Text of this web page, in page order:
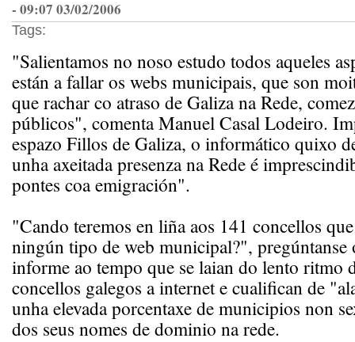
- 09:07 03/02/2006
Tags:
"Salientamos no noso estudo todos aqueles
están a fallar os webs municipais, que son
que rachar co atraso de Galiza na Rede,
públicos", comenta Manuel Casal Lodeiro.
espazo Fillos de Galiza, o informático quixo
unha axeitada presenza na Rede é
pontes coa emigración".
"Cando teremos en liña aos 141 concellos
ningún tipo de web municipal?", pregúntanse
informe ao tempo que se laian do lento ritmo
concellos galegos a internet e cualifican de
unha elevada porcentaxe de municipios non
dos seus nomes de dominio na rede.